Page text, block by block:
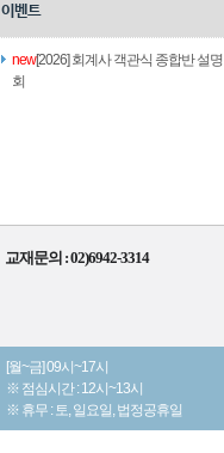
이벤트
new[2026] 회계사 객관식 종합반 설명
회
교재문의 : 02)6942-3314
[월~금] 09시~17시
※ 점심시간 : 12시~13시
※ 휴무 : 토, 일요일, 법정공휴일